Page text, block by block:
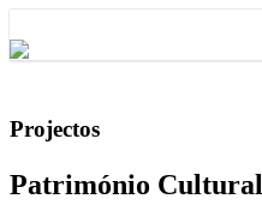
Projectos
Património Cultural